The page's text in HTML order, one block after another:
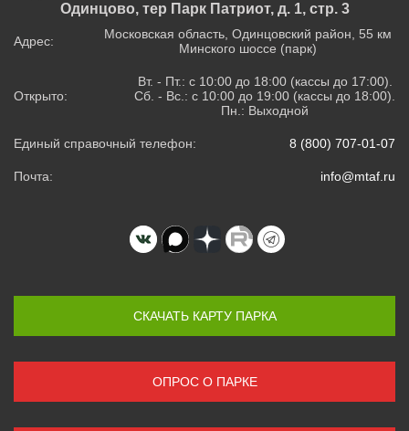
Одинцово, тер Парк Патриот, д. 1, стр. 3
Адрес:
Московская область, Одинцовский район, 55 км
Минского шоссе (парк)
Открыто:
Вт. - Пт.: с 10:00 до 18:00 (кассы до 17:00).
Сб. - Вс.: с 10:00 до 19:00 (кассы до 18:00).
Пн.: Выходной
Единый справочный телефон: 8 (800) 707-01-07
Почта: info@mtaf.ru
СКАЧАТЬ КАРТУ ПАРКА
ОПРОС О ПАРКЕ